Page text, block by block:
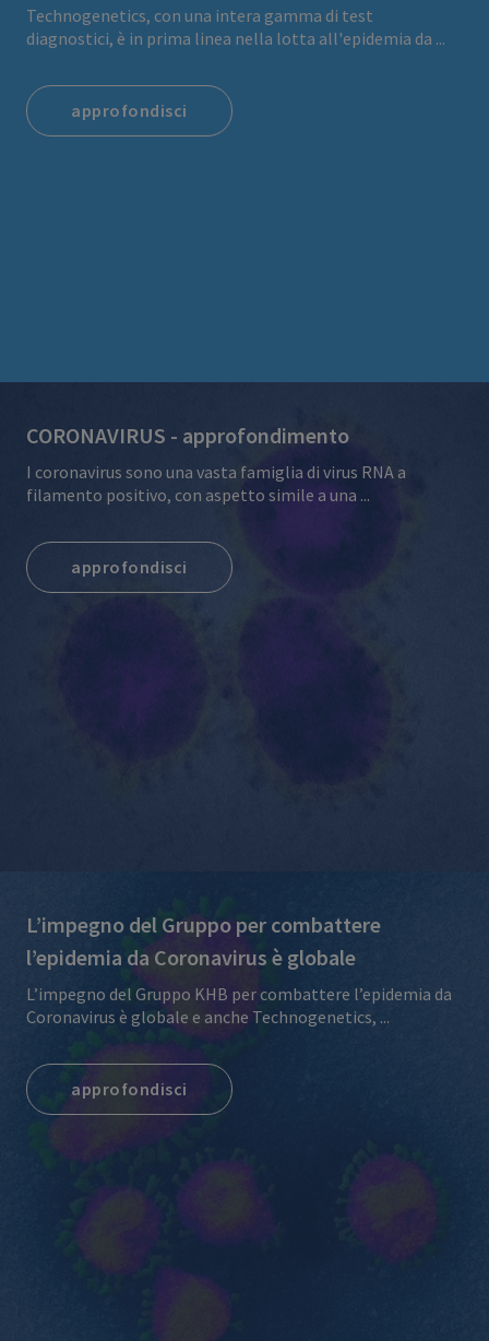
Technogenetics, con una intera gamma di test
diagnostici, è in prima linea nella lotta all'epidemia da ...
approfondisci
CORONAVIRUS - approfondimento
I coronavirus sono una vasta famiglia di virus RNA a
filamento positivo, con aspetto simile a una ...
approfondisci
L’impegno del Gruppo per combattere
l’epidemia da Coronavirus è globale
L’impegno del Gruppo KHB per combattere l’epidemia da
Coronavirus è globale e anche Technogenetics, ...
approfondisci